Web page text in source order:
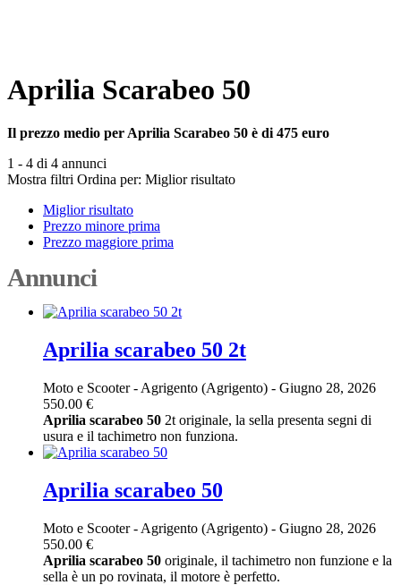
Aprilia Scarabeo 50
Il prezzo medio per Aprilia Scarabeo 50 è di 475 euro
1 - 4 di 4 annunci
Mostra filtri Ordina per: Miglior risultato
Miglior risultato
Prezzo minore prima
Prezzo maggiore prima
Annunci
Aprilia scarabeo 50 2t
Moto e Scooter- Agrigento (Agrigento) - Giugno 28, 2026
550.00 €
Aprilia scarabeo 50 2t originale, la sella presenta segni di
usura e il tachimetro non funziona.
Aprilia scarabeo 50
Moto e Scooter- Agrigento (Agrigento) - Giugno 28, 2026
550.00 €
Aprilia scarabeo 50 originale, il tachimetro non funzione e la
sella è un po rovinata, il motore è perfetto.